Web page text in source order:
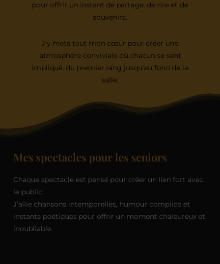
pour offrir un instant de partage, de rire et de
souvenirs.
J’y mets tout mon cœur pour créer une
atmosphère conviviale où chacun se sent
impliqué, du premier rang jusqu’au fond de la
salle.
Mes spectacles pour les seniors
Chaque spectacle est pensé pour créer un lien fort avec
le public.
J’allie chansons intemporelles, humour complice et
instants poétiques pour offrir un moment chaleureux et
inoubliable.